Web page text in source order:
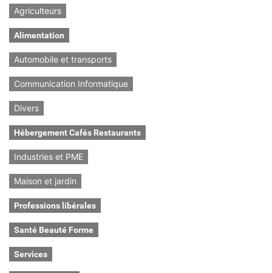
Agriculteurs
Alimentation
Automobile et transports
Communication Informatique
Divers
Hébergement Cafés Restaurants
Industries et PME
Maison et jardin
Professions libérales
Santé Beauté Forme
Services